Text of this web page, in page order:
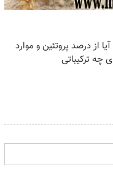
از درصد پروتئین و موارد
چه ترکیباتی